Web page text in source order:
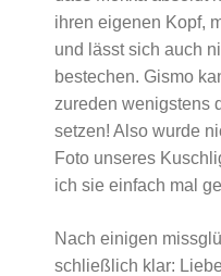
ihren eigenen Kopf,
und lässt sich auch
bestechen. Gismo
zureden wenigstens
setzen! Also wurde
Foto unseres
ich sie einfach mal
Nach einigen
schließlich klar: